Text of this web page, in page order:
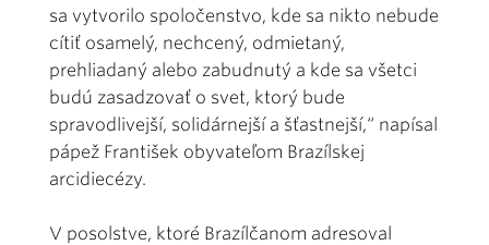
sa vytvorilo spoločenstvo, kde sa nikto nebude
cítiť osamelý, nechcený, odmietaný,
prehliadaný alebo zabudnutý a kde sa všetci
budú zasadzovať o svet, ktorý bude
spravodlivejší, solidárnejší a šťastnejší,“ napísal
pápež František obyvateľom Brazílskej
arcidiecézy.
V posolstve, ktoré Brazílčanom adresoval